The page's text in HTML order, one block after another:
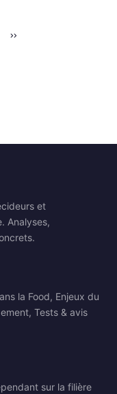
››
et
Analyses,
la Food, Enjeux du
Tests & avis
sur la filière